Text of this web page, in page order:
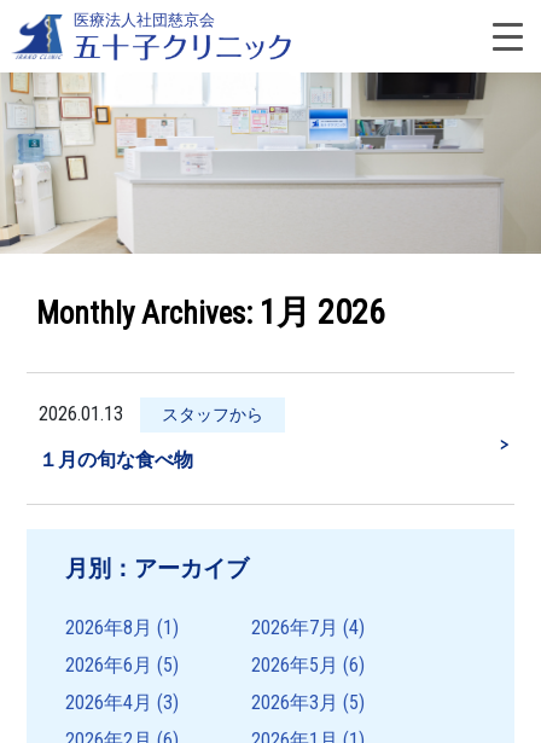
content
医療法人社団慈京会
Monthly Archives: 1月 2026
2026.01.13 スタッフから
１月の旬な食べ物
＞
月別：アーカイブ
2026年8月 (1) 2026年7月 (4)
2026年6月 (5) 2026年5月 (6)
2026年4月 (3) 2026年3月 (5)